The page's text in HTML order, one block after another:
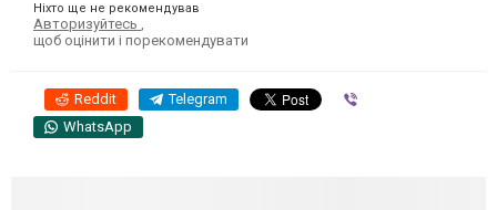
Ніхто ще не рекомендував
Авторизуйтесь ,
щоб оцінити і порекомендувати
Reddit Telegram
WhatsApp